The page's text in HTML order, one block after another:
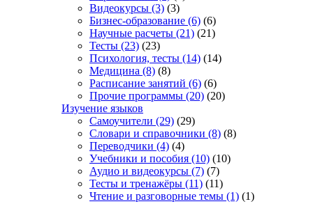
Видеокурсы (3) (3)
Бизнес-образование (6) (6)
Научные расчеты (21) (21)
Тесты (23) (23)
Психология, тесты (14) (14)
Медицина (8) (8)
Расписание занятий (6) (6)
Прочие программы (20) (20)
Изучение языков
Самоучители (29) (29)
Словари и справочники (8) (8)
Переводчики (4) (4)
Учебники и пособия (10) (10)
Аудио и видеокурсы (7) (7)
Тесты и тренажёры (11) (11)
Чтение и разговорные темы (1) (1)